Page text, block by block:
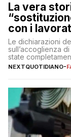
La vera
con i
ci sarà)
Le dichiarazioni
sull’accoglienza
state
falsi che girano
NEXTQUOTIDIANO-